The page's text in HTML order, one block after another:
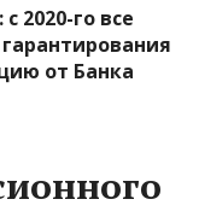
2020-го все
от Банка